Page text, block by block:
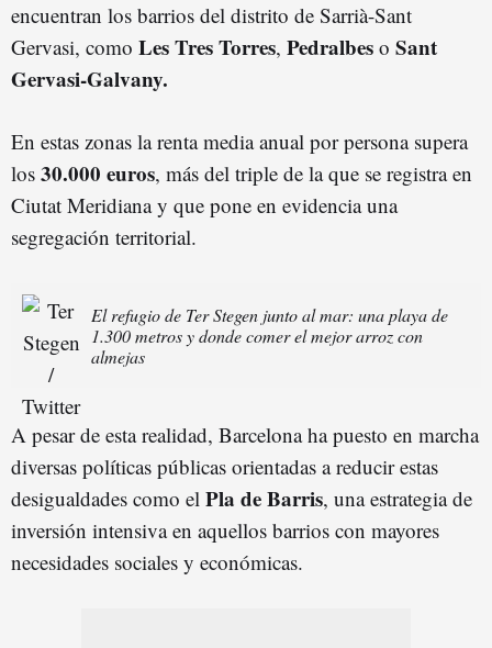
encuentran los barrios del distrito de Sarrià-Sant
Gervasi, como Les Tres Torres, Pedralbes o Sant
Gervasi-Galvany.
En estas zonas la renta media anual por persona supera
los 30.000 euros, más del triple de la que se registra en
Ciutat Meridiana y que pone en evidencia una
segregación territorial.
El refugio de Ter Stegen junto al mar: una playa de
1.300 metros y donde comer el mejor arroz con
almejas
A pesar de esta realidad, Barcelona ha puesto en marcha
diversas políticas públicas orientadas a reducir estas
desigualdades como el Pla de Barris, una estrategia de
inversión intensiva en aquellos barrios con mayores
necesidades sociales y económicas.